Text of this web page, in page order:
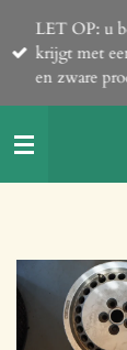
direct
LET OP: u
krijgt met
en zware